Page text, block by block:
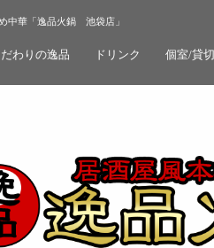
中華「逸品火鍋 池袋店」
わりの逸品 ドリンク 個室/貸